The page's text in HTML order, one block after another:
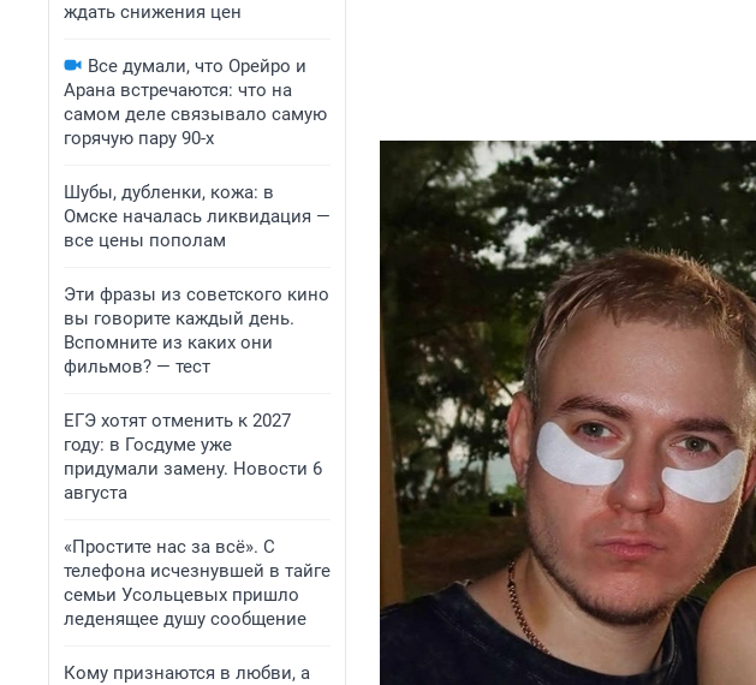
ждать снижения цен
Все думали, что Орейро и
Арана встречаются: что на
самом деле связывало самую
горячую пару 90-х
Шубы, дубленки, кожа: в
Омске началась ликвидация —
все цены пополам
Эти фразы из советского кино
вы говорите каждый день.
Вспомните из каких они
фильмов? — тест
ЕГЭ хотят отменить к 2027
году: в Госдуме уже
придумали замену. Новости 6
августа
«Простите нас за всё». С
телефона исчезнувшей в тайге
семьи Усольцевых пришло
леденящее душу сообщение
Кому признаются в любви, а